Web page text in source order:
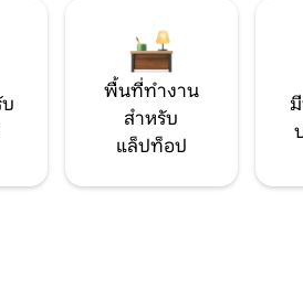
พื้นที่ทำงาน
สำหรับ
แล็ปท็อป